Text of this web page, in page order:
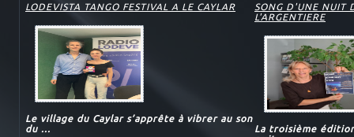
LODEVISTA TANGO FESTIVAL A LE CAYLAR
Le village du Caylar s’apprête à vibrer au son
du ...
SONG D'UNE NUIT
L'ARGENTIERE
La troisième